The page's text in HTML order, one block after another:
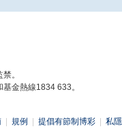
。
金熱線1834 633。
規例 提倡有節制博彩 私